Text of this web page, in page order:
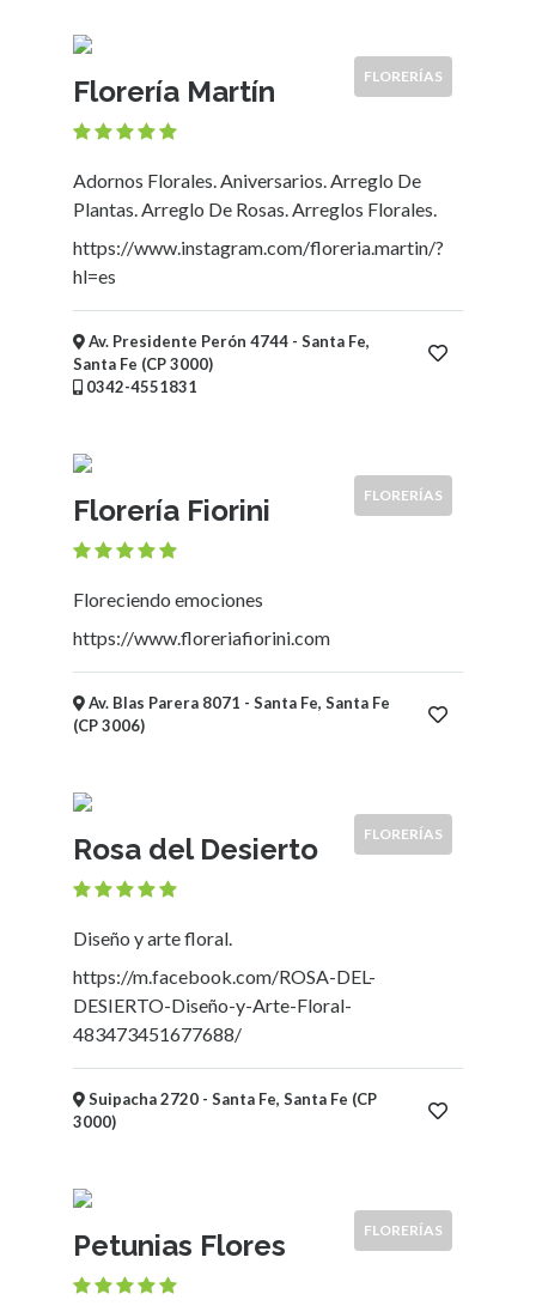
(Profesionales
Oficios)
Pizzerías
Turismo
Noticias
Información
Cosmética
Indumentaria
Hombre,
Distribuidoras
Mercados,
Almacenes
Fotografía
Vidrieras
Electricidad
Alimentación
Comidas
Bebidas
Mueblerías
Hoteles
Entidades
intermedias
Florerías
FLORERÍAS
Florería Martín
Adornos Florales. Aniversarios. Arreglo De
Plantas. Arreglo De Rosas. Arreglos Florales.
https://www.instagram.com/floreria.martin/?
hl=es
Av. Presidente Perón 4744 - Santa Fe,
Santa Fe (CP 3000)
0342-4551831
FLORERÍAS
Florería Fiorini
Floreciendo emociones
https://www.floreriafiorini.com
Av. Blas Parera 8071 - Santa Fe, Santa Fe
(CP 3006)
FLORERÍAS
Rosa del Desierto
Diseño y arte floral.
https://m.facebook.com/ROSA-DEL-
DESIERTO-Diseño-y-Arte-Floral-
483473451677688/
Suipacha 2720 - Santa Fe, Santa Fe (CP
3000)
FLORERÍAS
Petunias Flores